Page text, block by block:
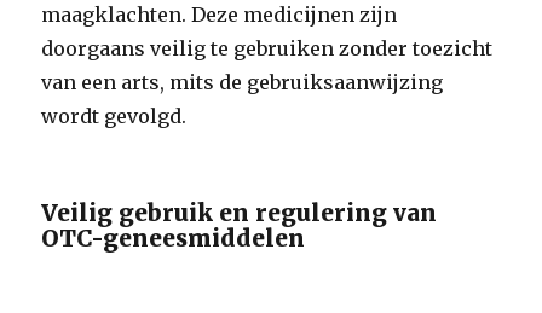
maagklachten. Deze medicijnen zijn
doorgaans veilig te gebruiken zonder toezicht
van een arts, mits de gebruiksaanwijzing
wordt gevolgd.
Veilig gebruik en regulering van
OTC-geneesmiddelen